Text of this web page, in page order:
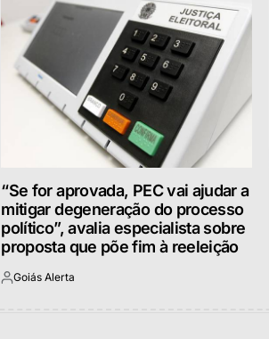
“Se for aprovada, PEC vai ajudar a
mitigar degeneração do processo
político”, avalia especialista sobre
proposta que põe fim à reeleição
Postado
Goiás Alerta